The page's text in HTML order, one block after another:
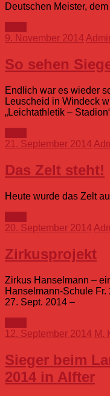
Deutschen Meister, dem
9. November 2014
So sehen
Endlich war es wieder
Leuscheid in Windeck
„Leichtathletik –
21. September 2014
Das Zelt steht!
Heute wurde das Zelt
20. September 2014
Zirkusprojekt
Zirkus Hanselmann –
Hanselmann-Schule
27. Sept. 2014 –
12. September 2014 M.
Sieger beim
2014 in Alfter